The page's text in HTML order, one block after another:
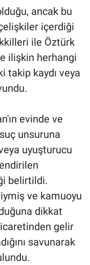
ancak bu
içerdiği
ile Öztürk
ilişkin herhangi
takip kaydı veya
evinde ve
unsuruna
uyuşturucu
belirtildi.
ve kamuoyu
dikkat
gelir
savunarak